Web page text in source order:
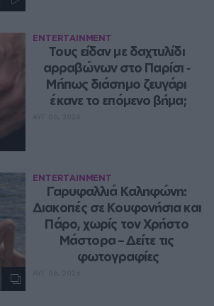
ENTERTAINMENT
Τους είδαν με δαχτυλίδι
αρραβώνων στο Παρίσι ‑
Μήπως διάσημο ζευγάρι
έκανε το επόμενο βήμα;
ENTERTAINMENT
Γαρυφαλλιά Καληφώνη:
Διακοπές σε Κουφονήσια και
Πάρο, χωρίς τον Χρήστο
Μάστορα – Δείτε τις
φωτογραφίες